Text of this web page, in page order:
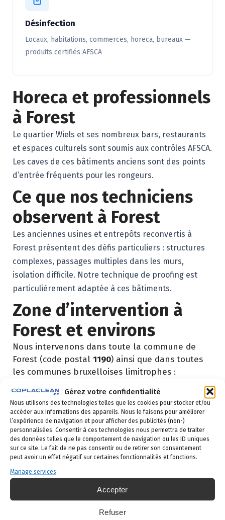
Gérez votre confidentialité
Nous utilisons des technologies telles que les cookies pour stocker et/ou
accéder aux informations des appareils. Nous le faisons pour améliorer
l’expérience de navigation et pour afficher des publicités (non-)
personnalisées. Consentir à ces technologies nous permettra de traiter
des données telles que le comportement de navigation ou les ID uniques
sur ce site. Le fait de ne pas consentir ou de retirer son consentement
peut avoir un effet négatif sur certaines fonctionnalités et fonctions.
Manage services
Accepter
Refuser
Désinfection
Locaux, habitations, commerces, horeca, bureaux —
produits certifiés AFSCA
Horeca et professionnels
à Forest
Le quartier Wiels et ses nombreux bars, restaurants
et espaces culturels sont soumis aux contrôles AFSCA.
Les caves de ces bâtiments anciens sont des points
d’entrée fréquents pour les rongeurs.
Ce que nos techniciens
observent à Forest
Les anciennes usines et entrepôts reconvertis à
Forest présentent des défis particuliers : structures
complexes, passages multiples dans les murs,
isolation difficile. Notre technique de proofing est
particulièrement adaptée à ces bâtiments.
Zone d’intervention à
Forest et environs
Nous intervenons dans toute la commune de
Forest (code postal 1190) ainsi que dans toutes
les communes bruxelloises limitrophes :
Quartiers de Forest : Saint-Antoine, Saint-
Denis, Altitude Cent, Wiels, Parc Duden
Communes limitrophes:Saint-Gilles,Ixelles
Uccle,Anderlecht
Comment se déroule une
intervention à Forest ?
Demande de devis: vous remplissez le
formulaire ci-dessous ou vous nous appelez au